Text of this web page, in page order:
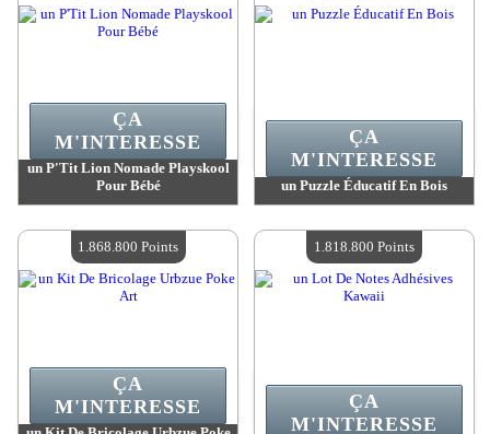
un P'Tit Lion Nomade Playskool
Pour Bébé
Quantité Disponible :4
ÇA
M'INTERESSE
un Puzzle Éducatif En Bois
Quantité Disponible :4
ÇA
M'INTERESSE
ÇA
M'INTERESSE
1.868.800 Points
ÇA
M'INTERESSE
1.818.800 Points